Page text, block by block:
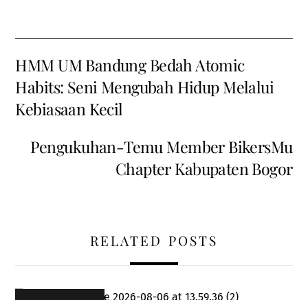
HMM UM Bandung Bedah Atomic
Habits: Seni Mengubah Hidup Melalui
Kebiasaan Kecil
Pengukuhan-Temu Member BikersMu
Chapter Kabupaten Bogor
RELATED POSTS